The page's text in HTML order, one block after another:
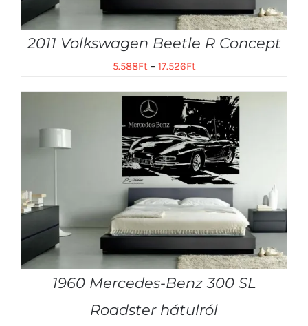
2011 Volkswagen Beetle R Concept
5.588Ft – 17.526Ft
1960 Mercedes-Benz 300 SL
Roadster hátulról